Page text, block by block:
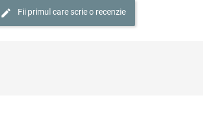
Fii primul care scrie o recenzie